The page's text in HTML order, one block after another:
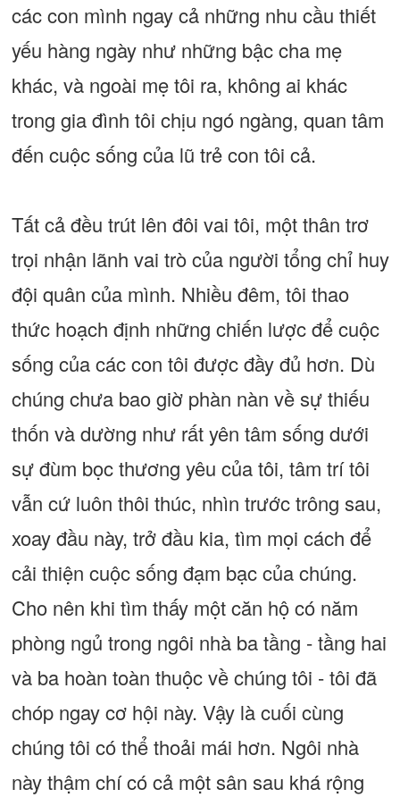
các con mình ngay cả những nhu cầu thiết
yếu hàng ngày như những bậc cha mẹ
khác, và ngoài mẹ tôi ra, không ai khác
trong gia đình tôi chịu ngó ngàng, quan tâm
đến cuộc sống của lũ trẻ con tôi cả.
Tất cả đều trút lên đôi vai tôi, một thân trơ
trọi nhận lãnh vai trò của người tổng chỉ huy
đội quân của mình. Nhiều đêm, tôi thao
thức hoạch định những chiến lược để cuộc
sống của các con tôi được đầy đủ hơn. Dù
chúng chưa bao giờ phàn nàn về sự thiếu
thốn và dường như rất yên tâm sống dưới
sự đùm bọc thương yêu của tôi, tâm trí tôi
vẫn cứ luôn thôi thúc, nhìn trước trông sau,
xoay đầu này, trở đầu kia, tìm mọi cách để
cải thiện cuộc sống đạm bạc của chúng.
Cho nên khi tìm thấy một căn hộ có năm
phòng ngủ trong ngôi nhà ba tầng - tầng hai
và ba hoàn toàn thuộc về chúng tôi - tôi đã
chóp ngay cơ hội này. Vậy là cuối cùng
chúng tôi có thể thoải mái hơn. Ngôi nhà
này thậm chí có cả một sân sau khá rộng